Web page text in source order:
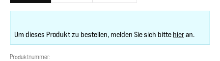
Um dieses Produkt zu bestellen, melden Sie sich bitte hieran.
Produktnummer: